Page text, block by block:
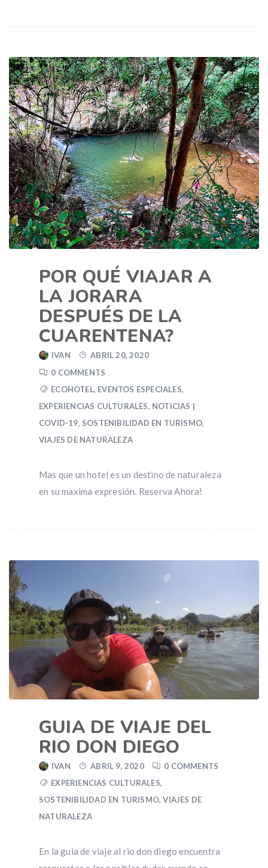
POR QUÉ VIAJAR A
LA JORARA
DESPUÉS DE LA
CUARENTENA?
IVAN
ABRIL 20, 2020
0 COMMENTS
ECOHOTEL, EVENTOS ESPECIALES,
EXPERIENCIAS CULTURALES, NOTICIAS |
COVID-19, SOSTENIBILIDAD EN TURISMO,
VIAJES DE NATURALEZA
Mas que un hotel es un destino de naturaleza
en su maxima expresión. Reserva Ahora!
GUIA DE VIAJE DEL
RIO DON DIEGO
IVAN ABRIL 9, 2020
0 COMMENTS
EXPERIENCIAS CULTURALES,
SOSTENIBILIDAD EN TURISMO,VIAJES DE
NATURALEZA
En la guia de viaje al rio don diego encuentra